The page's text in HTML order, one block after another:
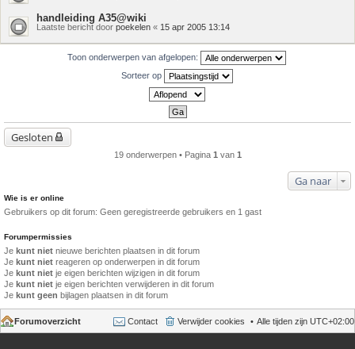
handleiding A35@wiki
Laatste bericht door poekelen « 15 apr 2005 13:14
Toon onderwerpen van afgelopen:
Sorteer op
Gesloten
19 onderwerpen • Pagina 1 van 1
Ga naar
Wie is er online
Gebruikers op dit forum: Geen geregistreerde gebruikers en 1 gast
Forumpermissies
Je kunt niet nieuwe berichten plaatsen in dit forum
Je kunt niet reageren op onderwerpen in dit forum
Je kunt niet je eigen berichten wijzigen in dit forum
Je kunt niet je eigen berichten verwijderen in dit forum
Je kunt geen bijlagen plaatsen in dit forum
Forumoverzicht Alle tijden zijn UTC+02:00
Verwijder cookies
Contact